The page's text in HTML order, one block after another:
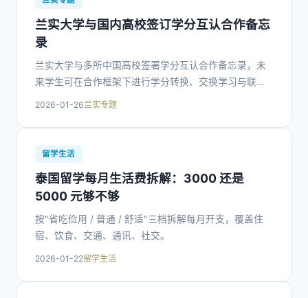
兰实大学与国内高校签订学分互认合作备忘
录
兰实大学与多所中国高校签署学分互认合作备忘录，未
来学生可在合作框架下进行学分转换、交换学习与联合
2026-01-26兰实专题
留学生活
泰国留学每月生活费拆解：3000 还是
5000 元够不够
按"省吃俭用 / 普通 / 舒适"三档拆解每月开支，覆盖住
宿、饮食、交通、通讯、社交。
2026-01-22留学生活